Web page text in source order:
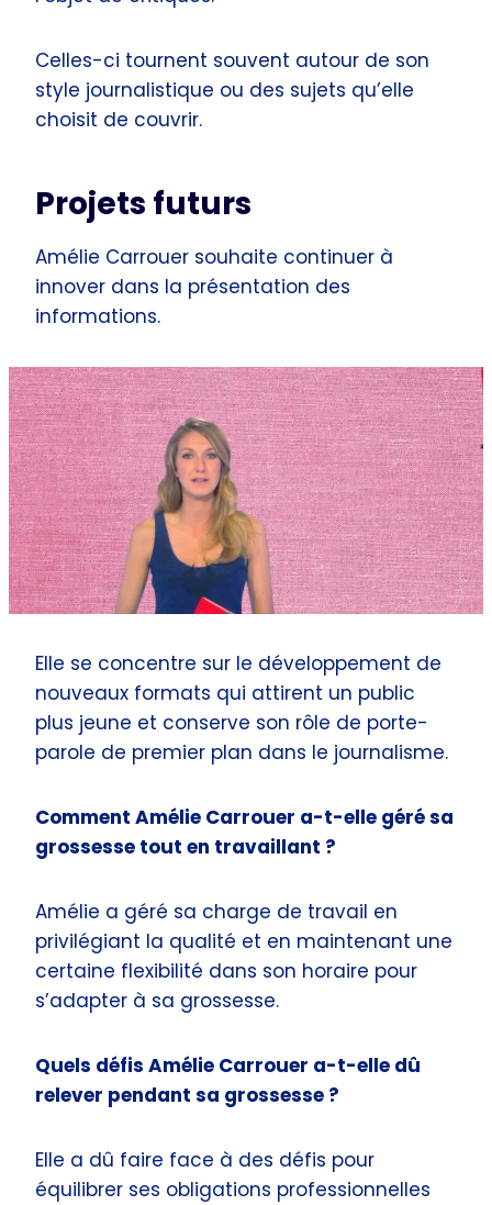
Celles-ci tournent souvent autour de son
style journalistique ou des sujets qu’elle
choisit de couvrir.
Projets futurs
Amélie Carrouer souhaite continuer à
innover dans la présentation des
informations.
Elle se concentre sur le développement de
nouveaux formats qui attirent un public
plus jeune et conserve son rôle de porte-
parole de premier plan dans le journalisme.
Comment Amélie Carrouer a-t-elle géré sa
grossesse tout en travaillant ?
Amélie a géré sa charge de travail en
privilégiant la qualité et en maintenant une
certaine flexibilité dans son horaire pour
s’adapter à sa grossesse.
Quels défis Amélie Carrouer a-t-elle dû
relever pendant sa grossesse ?
Elle a dû faire face à des défis pour
équilibrer ses obligations professionnelles